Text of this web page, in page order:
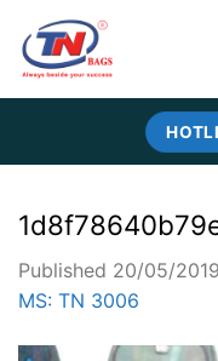
content
Published 20/05/2019
MS: TN 3006